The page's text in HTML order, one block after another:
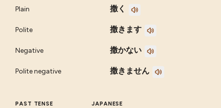
Plain 撒く
Polite 撒きます
Negative 撒かない
Polite negative 撒きません
PAST TENSE JAPANESE